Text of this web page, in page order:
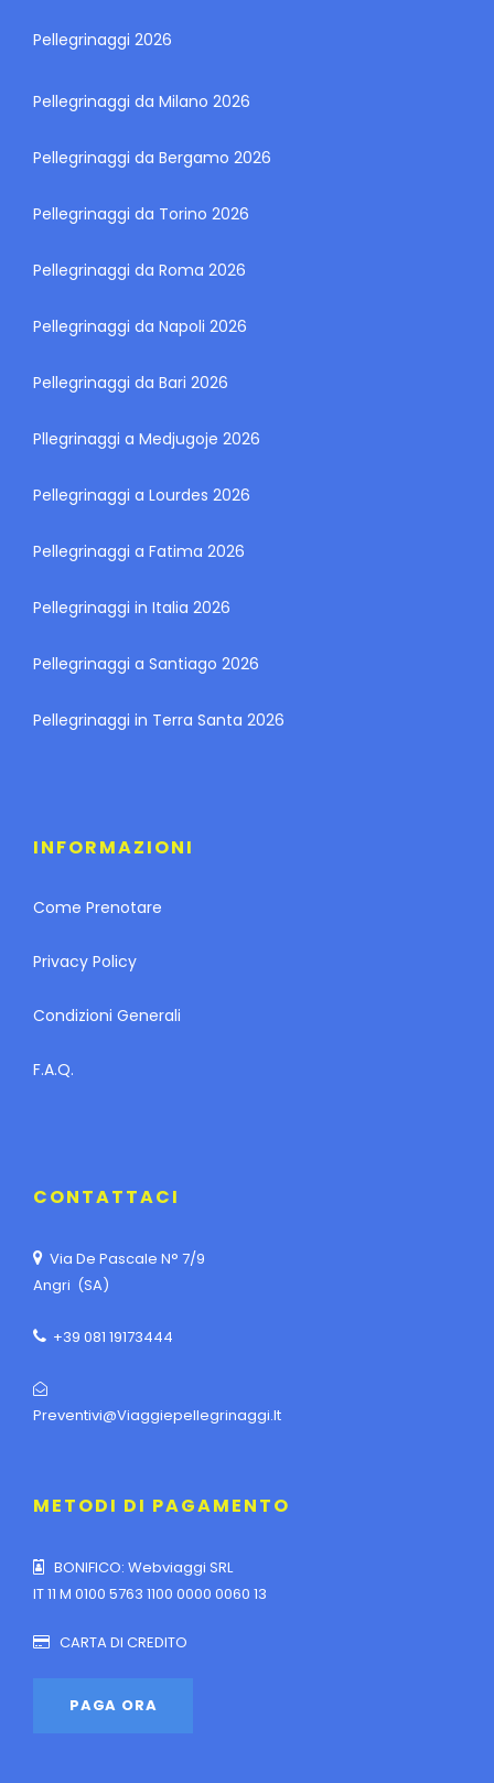
Pellegrinaggi 2026
Pellegrinaggi da Milano 2026
Pellegrinaggi da Bergamo 2026
Pellegrinaggi da Torino 2026
Pellegrinaggi da Roma 2026
Pellegrinaggi da Napoli 2026
Pellegrinaggi da Bari 2026
Pllegrinaggi a Medjugoje 2026
Pellegrinaggi a Lourdes 2026
Pellegrinaggi a Fatima 2026
Pellegrinaggi in Italia 2026
Pellegrinaggi a Santiago 2026
Pellegrinaggi in Terra Santa 2026
INFORMAZIONI
Come Prenotare
Privacy Policy
Condizioni Generali
F.A.Q.
CONTATTACI
Via De Pascale N° 7/9
Angri (SA)
+39 081 19173444
Preventivi@viaggiepellegrinaggi.it
METODI DI PAGAMENTO
BONIFICO: Webviaggi SRL
IT 11 M 0100 5763 1100 0000 0060 13
CARTA DI CREDITO